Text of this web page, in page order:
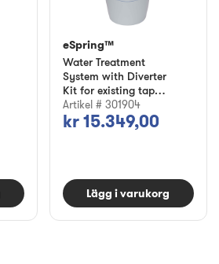
eSpring™
Water Treatment
System with Diverter
Kit for existing tap
(with 5-year
Extended Warranty)
Artikel # 301904
kr 15.349,00
Lägg i varukorg